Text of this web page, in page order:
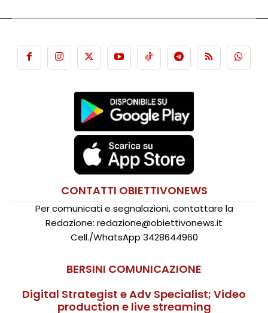
CONTATTI OBIETTIVONEWS
Per comunicati e segnalazioni, contattare la
Redazione: redazione@obiettivonews.it
Cell./WhatsApp 3428644960
BERSINI COMUNICAZIONE
Digital Strategist e Adv Specialist; Video
production e live streaming